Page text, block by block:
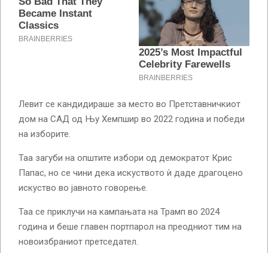
Левит се кандидираше за место во Претставничкиот
дом на САД од Њу Хемпшир во 2022 година и победи
на изборите.
Таа загуби на општите избори од демократот Крис
Папас, но се чини дека искуството ѝ даде драгоцено
искуство во јавното говорење.
Таа се приклучи на кампањата на Трамп во 2024
година и беше главен портпарол на преодниот тим на
новоизбраниот претседател.